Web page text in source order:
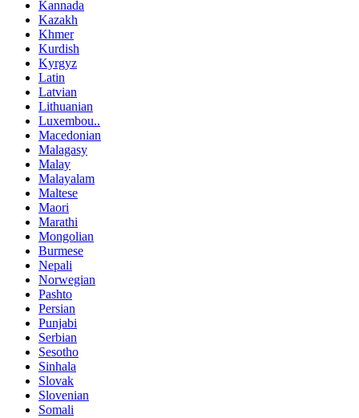
Kannada
Kazakh
Khmer
Kurdish
Kyrgyz
Latin
Latvian
Lithuanian
Luxembou..
Macedonian
Malagasy
Malay
Malayalam
Maltese
Maori
Marathi
Mongolian
Burmese
Nepali
Norwegian
Pashto
Persian
Punjabi
Serbian
Sesotho
Sinhala
Slovak
Slovenian
Somali